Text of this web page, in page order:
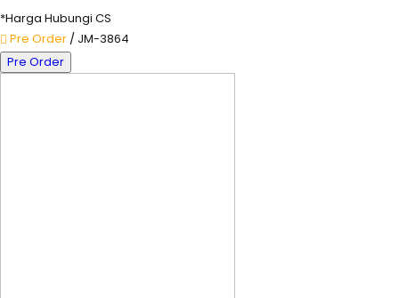
*Harga Hubungi CS
Pre Order / JM-3864
Pre Order